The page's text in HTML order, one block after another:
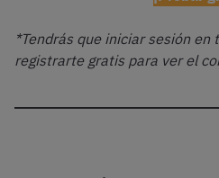
*Tendrás que iniciar sesión en
registrarte gratis para ver el